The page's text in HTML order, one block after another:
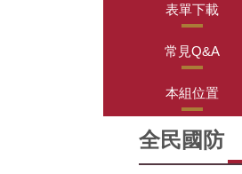
表單下載
常見Q&A
本組位置
全民國防